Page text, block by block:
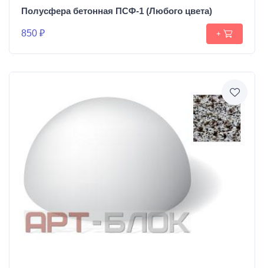
Полусфера бетонная ПСФ-1 (Любого цвета)
850 ₽ +